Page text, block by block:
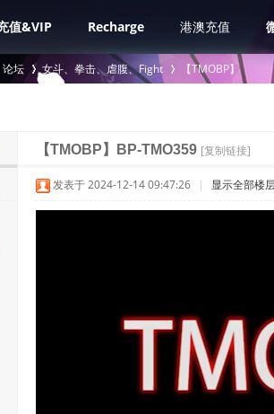
值&VIP Recharge 港澳充值
论坛 女斗、拳击、虐腹、Fight
›
【TMOBP】
【TMOBP】BP-TMO359 [复制链接]
发表于 2024-12-14 09:47:26 | 显示全部楼